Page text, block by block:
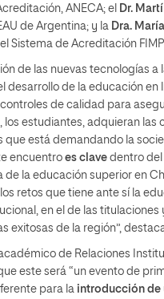
ANECA; el Dr.
de Argentina; y la Dra.
Sistema de Acreditación
de las nuevas tecnologías a
desarrollo de la educación en
de calidad para
los estudiantes, adquieran las
que está demandando la
encuentro es clave dentro del
de la educación superior en
retos que tiene ante sí la
en el de las titulaciones
exitosas de la región”,
de Relaciones
este será “un evento de
para la introducción de